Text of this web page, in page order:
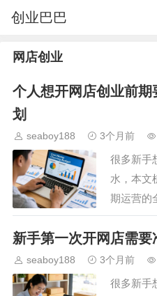
创业巴巴
网店创业
个人想开网店创业前
划
seaboy188 3个月前
很多新手
水，本文
期运营的
规划建议
费，根据
降低创业
新手第一次开网店需要
seaboy188 3个月前
很多新手